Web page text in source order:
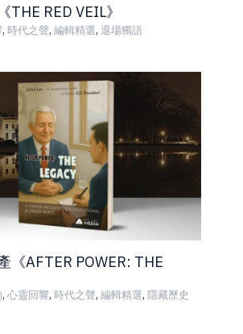
THE RED VEIL》
, 時代之聲, 編輯精選, 退場獨語
《AFTER POWER: THE
, 心靈回響, 時代之聲, 編輯精選, 隱藏歷史